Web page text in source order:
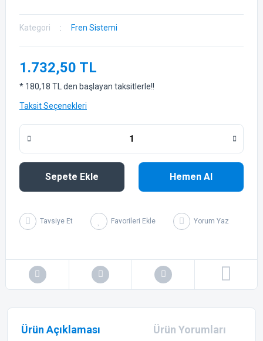
Kategori Fren Sistemi
1.732,50 TL
* 180,18 TL den başlayan taksitlerle!!
Taksit Seçenekleri
Sepete Ekle Hemen Al
Tavsiye Et Yorum Yaz
Ürün Açıklaması Ürün Yorumları